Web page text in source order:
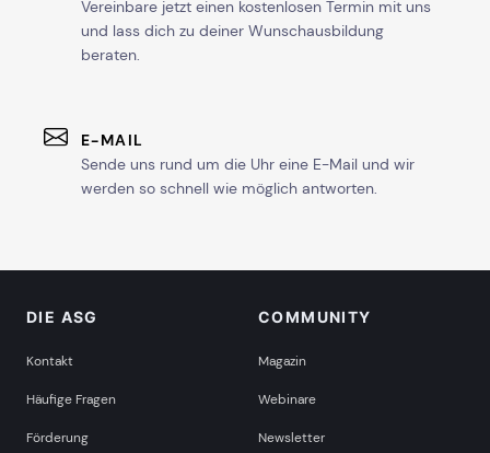
Vereinbare jetzt einen kostenlosen Termin mit uns
und lass dich zu deiner Wunschausbildung
beraten.
E-MAIL
Sende uns rund um die Uhr eine E-Mail und wir
werden so schnell wie möglich antworten.
DIE ASG
Kontakt
Häufige Fragen
Förderung
COMMUNITY
Magazin
Webinare
Newsletter